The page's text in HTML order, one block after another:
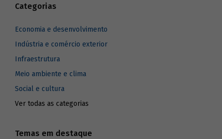
Categorias
Economia e desenvolvimento
Indústria e comércio exterior
Infraestrutura
Meio ambiente e clima
Social e cultura
Ver todas as categorias
Temas em destaque